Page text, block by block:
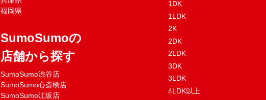
福岡県
SumoSumoの
店舗から探す
SumoSumo渋谷店
SumoSumo心斎橋店
SumoSumo江坂店
1DK
1LDK
2K
2DK
2LDK
3DK
3LDK
4LDK以上